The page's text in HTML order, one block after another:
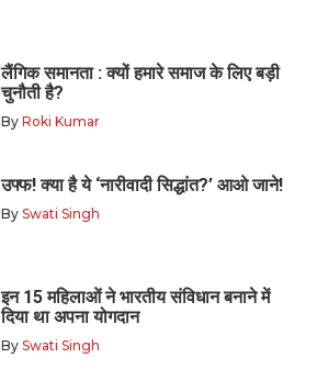
लैंगिक समानता : क्यों हमारे समाज के लिए बड़ी
चुनौती है?
By Roki Kumar
उफ्फ! क्या है ये ‘नारीवादी सिद्धांत?’ आओ जाने!
By Swati Singh
इन 15 महिलाओं ने भारतीय संविधान बनाने में
दिया था अपना योगदान
By Swati Singh